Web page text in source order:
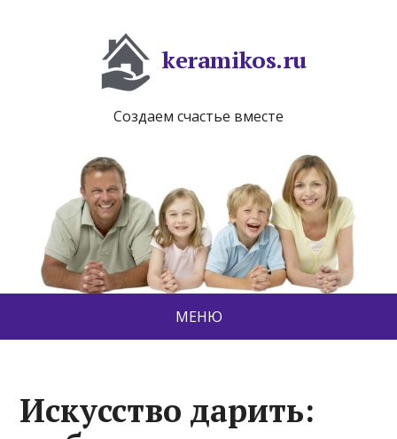
keramikos.ru
Создаем счастье вместе
МЕНЮ
Искусство дарить: